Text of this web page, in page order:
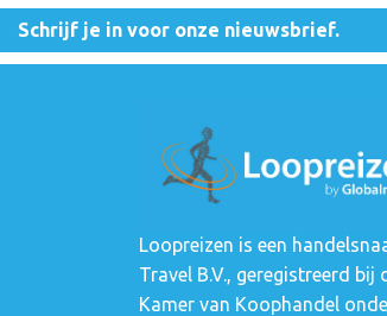
Schrijf je in voor onze nieuwsbrief.
Loopreizen is een
Travel B.V., geregistreerd bij
Kamer van Koophandel